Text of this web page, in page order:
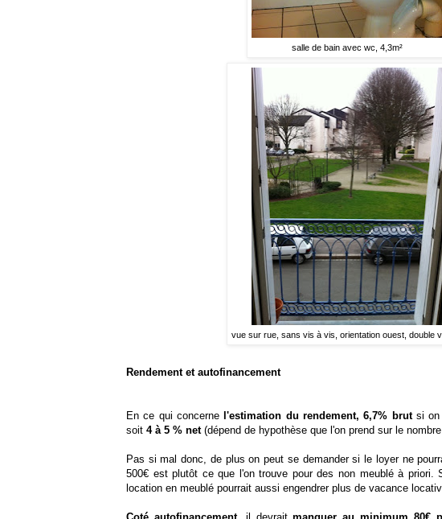
salle de bain avec wc, 4,3m²
vue sur rue, sans vis à vis, orientation ouest, double
Rendement et autofinancement
En ce qui concerne l'estimation du rendement, 6,7% brut si on
soit 4 à 5 % net (dépend de hypothèse que l'on prend sur le
Pas si mal donc, de plus on peut se demander si le loyer ne
500€ est plutôt ce que l'on trouve pour des non meublé à priori.
location en meublé pourrait aussi engendrer plus de vacance